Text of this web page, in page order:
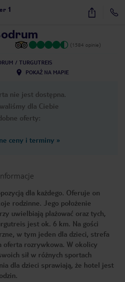
1 57
(1584 opinie)
TURGUTREIS
POKAŻ NA MAPIE
nie jest dostępna.
dla Ciebie
oferty:
ceny i terminy »
dla każdego. Oferuje on
rodzinne. Jego położenie
uwielbiają plażować oraz tych,
jest ok. 6 km. Na gości
w tym jeden dla dzieci, strefa
oferta rozrywkowa. W okolicy
sił w różnych sportach
dla dzieci sprawiają, że hotel jest